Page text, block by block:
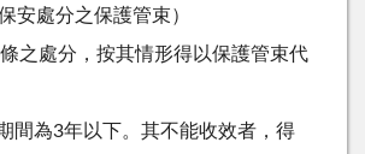
安處分之保護管束）
之處分，按其情形得以保護管束代
間為3年以下。其不能收效者，得